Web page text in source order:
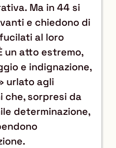
Ma in 44 si
e chiedono di
al loro
un atto estremo,
e indignazione,
urlato agli
che, sorpresi da
determinazione,